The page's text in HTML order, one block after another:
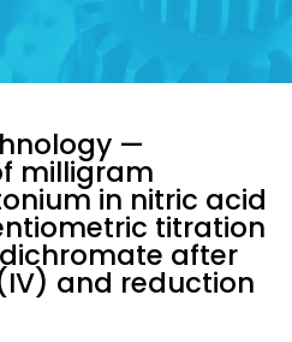
—
milligram
in nitric acid
titration
after
and reduction